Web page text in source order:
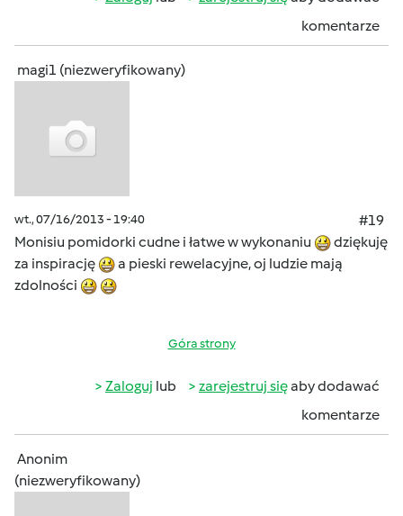
komentarze
magi1 (niezweryfikowany)
wt., 07/16/2013 - 19:40
#19
Monisiu pomidorki cudne i łatwe w wykonaniu
dziękuję
za inspirację
a pieski rewelacyjne, oj ludzie mają
zdolności
Góra strony
Zaloguj lub zarejestruj sięaby dodawać
komentarze
Anonim
(niezweryfikowany)